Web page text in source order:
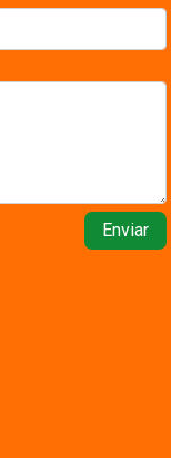
Enviar